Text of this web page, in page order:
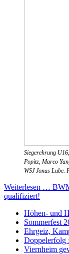
Siegerehrung
Popitz, Marco
WSJ Jonas Lube.
Weiterlesen …
qualifiziert!
Höhen- und
Sommerfest
Ehrgeiz,
Doppelerfolg
Viernheim